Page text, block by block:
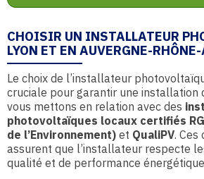
CHOISIR UN INSTALLATEUR
LYON ET EN AUVERGNE-
Le choix de l’installateur
cruciale pour garantir une installation
vous mettons en relation avec des
photovoltaïques locaux certifiés
de l’Environnement) et QualiPV. Ces
assurent que l’installateur respecte
qualité et de performance